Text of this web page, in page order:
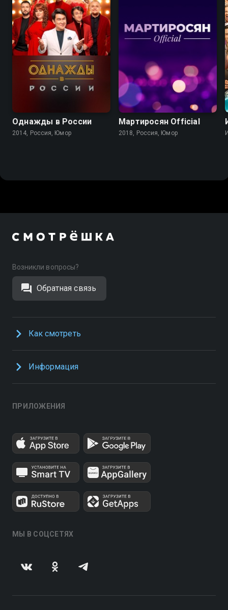
Однажды в России
2014, Россия, Юмор
Мартиросян Official
2018, Россия, Юмор
Возникли вопросы?
Обратная связь
Как смотреть
Информация
ПРИЛОЖЕНИЯ
МЫ В СОЦСЕТЯХ